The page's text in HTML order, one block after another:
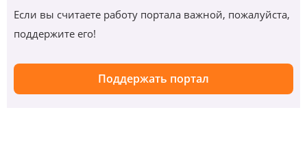
Если вы считаете работу портала важной, пожалуйста,
поддержите его!
Поддержать портал